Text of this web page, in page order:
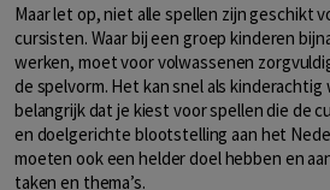
Maar let op, niet alle spellen zijn geschikt
cursisten. Waar bij een groep kinderen
werken, moet voor volwassenen
de spelvorm. Het kan snel als
belangrijk dat je kiest voor spellen die de
en doelgerichte blootstelling aan het
moeten ook een helder doel hebben en
taken en thema’s.